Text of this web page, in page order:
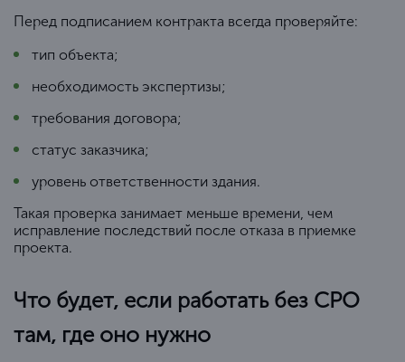
Перед подписанием контракта всегда проверяйте:
тип объекта;
необходимость экспертизы;
требования договора;
статус заказчика;
уровень ответственности здания.
Такая проверка занимает меньше времени, чем
исправление последствий после отказа в приемке
проекта.
Что будет, если работать без СРО
там, где оно нужно